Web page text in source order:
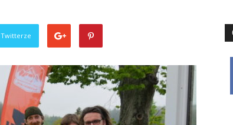
informacji
Twitterze